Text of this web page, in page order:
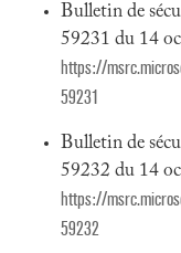
Bulletin de
59231 du 14
https://
59231
Bulletin de
59232 du 14
https://
59232